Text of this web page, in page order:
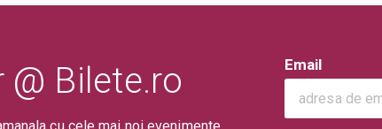
Bilete.ro
cu cele mai noi evenimente.
Email